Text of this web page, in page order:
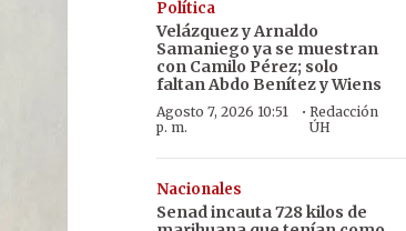
Política
Velázquez y Arnaldo
Samaniego ya se muestran
con Camilo Pérez; solo
faltan Abdo Benítez y Wiens
Agosto 7, 2026 10:51
p. m.
·Redacción
ÚH
Nacionales
Senad incauta 728 kilos de